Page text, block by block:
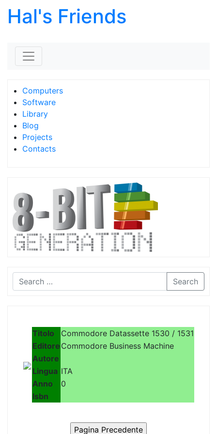
Hal's Friends
Computers
Software
Library
Blog
Projects
Contacts
Search
Titolo
Commodore Datassette 1530 / 1531
Editore Commodore Business Machine
Autore
Lingua ITA
Anno
0
Isbn